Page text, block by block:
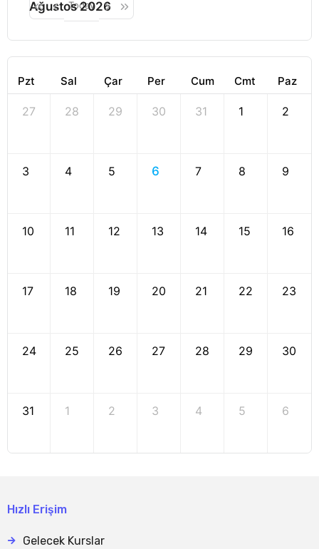
Ağustos 2026
Today
Pzt Sal Çar Per Cum Cmt Paz
27 28 29 30 31 1 2
3 4 5 6 7 8 9
10 11 12 13 14 15 16
17 18 19 20 21 22 23
24 25 26 27 28 29 30
31 1 2 3 4 5 6
Hızlı Erişim
Gelecek Kurslar